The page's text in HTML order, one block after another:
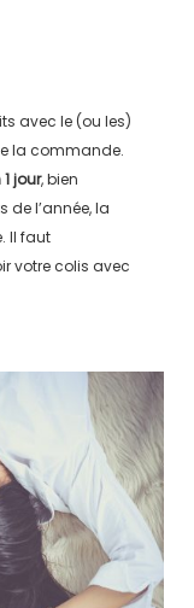
avec le (ou les)
la commande.
1 jour, bien
de l’année, la
Il faut
votre colis avec